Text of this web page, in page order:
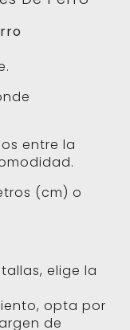
elige la
opta por
de